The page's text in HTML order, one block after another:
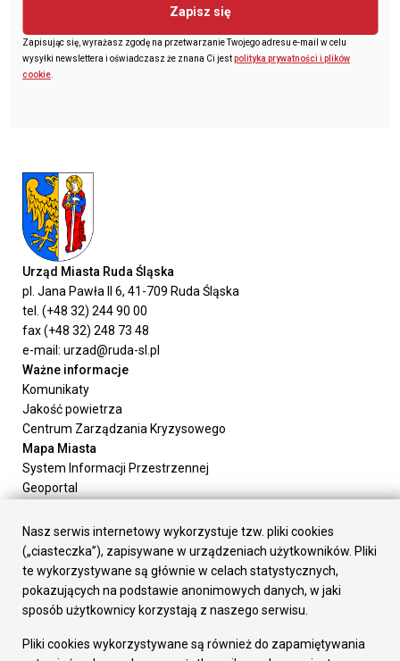
Zapisz się
Zapisując się, wyrażasz zgodę na przetwarzanie Twojego adresu e-mail w celu
wysyłki newslettera i oświadczasz że znana Ci jestpolityka prywatności i plików
cookie
Urząd Miasta Ruda Śląska
pl. Jana Pawła II 6, 41-709 Ruda Śląska
tel. (+48 32) 244 90 00
fax (+48 32) 248 73 48
e-mail: urzad@ruda-sl.pl
Ważne informacje
Komunikaty
Jakość powietrza
Centrum Zarządzania Kryzysowego
Mapa Miasta
System Informacji Przestrzennej
Geoportal
Załatw sprawę
Prezydent Miasta
Rada Miasta
Wydziały
Elektroniczna Skrzynka Podawcza
Gospodarka
Nasz serwis internetowy wykorzystuje tzw. pliki cookies
(„ciasteczka”), zapisywane w urządzeniach użytkowników. Pliki
te wykorzystywane są głównie w celach statystycznych,
pokazujących na podstawie anonimowych danych, w jaki
sposób użytkownicy korzystają z naszego serwisu.
Pliki cookies wykorzystywane są również do zapamiętywania